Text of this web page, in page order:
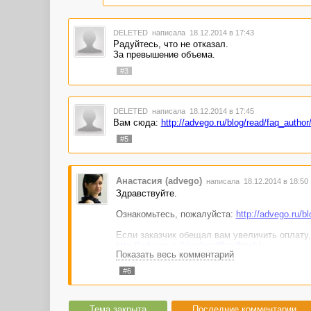
DELETED написала 18.12.2014 в 17:43
Радуйтесь, что не отказал.
За превышение объема.
#3
DELETED написала 18.12.2014 в 17:45
Вам сюда: http://advego.ru/blog/read/
#5
Анастасия (advego) написала 18.12.2014 в 18:50
Здравствуйте.
Ознакомьтесь, пожалуйста: http://advego.ru/
Если заказчик обещал вам увеличить
В теме укажите ссылку на работу, за
котором шла речь об увеличении оплаты,
Тема закрыта.
Показать весь комментарий
#6